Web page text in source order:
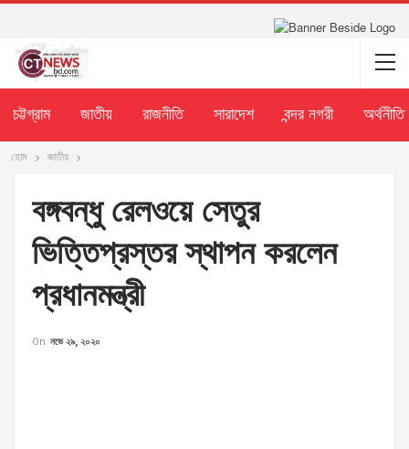
চট্টগ্রাম জাতীয় রাজনীতি সারাদেশ বন্দর নগরী অর্থনীতি
হোম জাতীয়
বঙ্গবন্ধু রেলওয়ে সেতুর
ভিত্তিপ্রস্তর স্থাপন করলেন
প্রধানমন্ত্রী
On নভে ২৯, ২০২০